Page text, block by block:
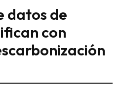
datos de
con